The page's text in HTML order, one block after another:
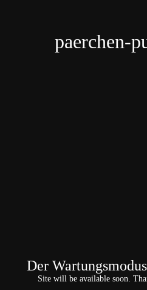
paerchen-
Der
Site will be available soon.